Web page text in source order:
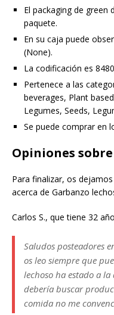
El packaging de green
paquete.
En su caja puede
(None).
La codificación es
Pertenece a las
beverages, Plant
Legumes, Seeds,
Se puede comprar en
Opiniones
Para finalizar, os
acerca de Garbanzo
Carlos S., que tiene 32
Saludos posteadores
os leo siempre que
lechoso ha estado a
debería buscar
comida no me